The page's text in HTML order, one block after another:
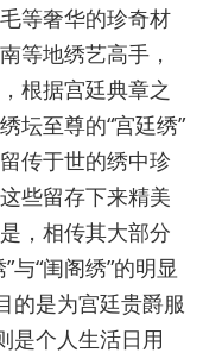
等奢华的珍奇材
等地绣艺高手，
根据宫廷典章之
坛至尊的“宫廷绣”
传于世的绣中珍
些留存下来精美
，相传其大部分
与“闺阁绣”的明显
的是为宫廷贵爵服
是个人生活日用